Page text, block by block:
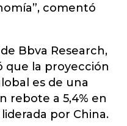
comentó
Bbva Research,
que la proyección
es de una
rebote a 5,4% en
por China.